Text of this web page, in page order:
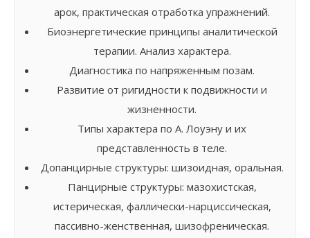
арок, практическая отработка упражнений.
Биоэнергетические принципы аналитической
терапии. Анализ характера.
Диагностика по напряженным позам.
Развитие от ригидности к подвижности и
жизненности.
Типы характера по А. Лоуэну и их
представленность в теле.
Допанцирные структуры: шизоидная, оральная.
Панцирные структуры: мазохистская,
истерическая, фаллически-нарциссическая,
пассивно-женственная, шизофреническая.